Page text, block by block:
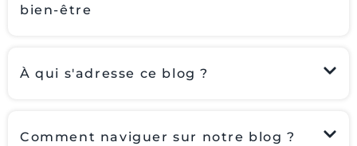
bien-être
À qui s'adresse ce blog ?
Comment naviguer sur notre blog ?